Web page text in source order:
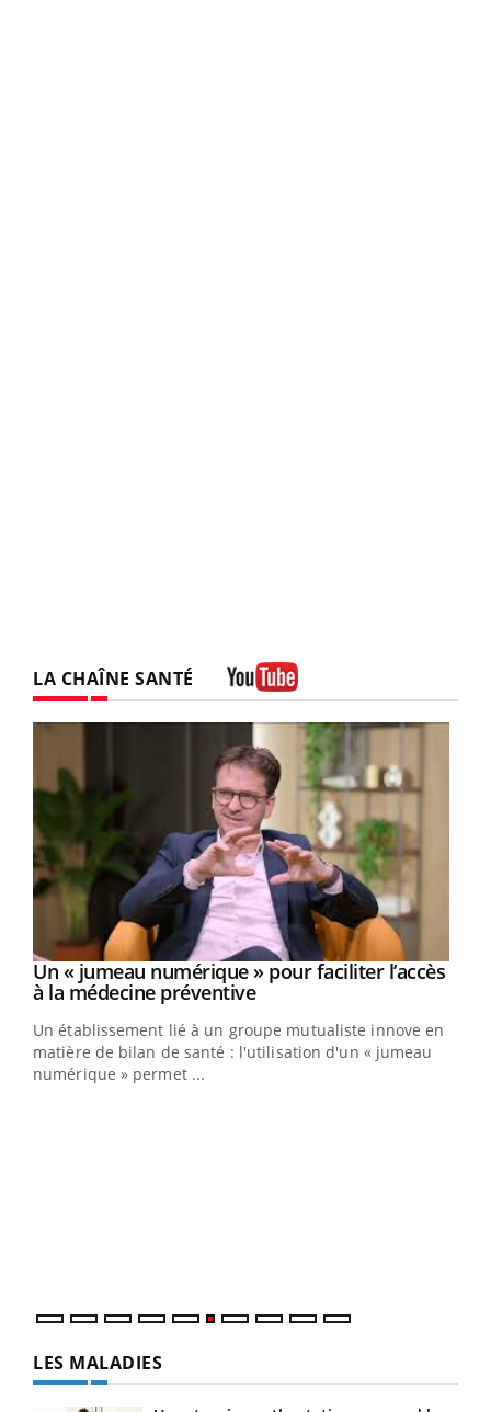
LA CHAÎNE SANTÉ
Youtube
Un « jumeau numérique » pour faciliter l’accès
à la médecine préventiveYoutube
Un établissement lié à un groupe mutualiste innove en
matière de bilan de santé : l'utilisation d'un « jumeau
numérique » permet ...
LES MALADIES